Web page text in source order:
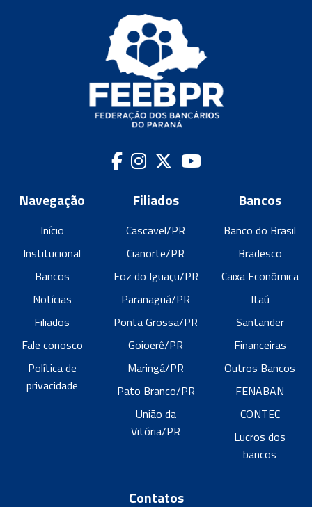
Navegação
Início
Institucional
Bancos
Notícias
Filiados
Fale conosco
Política de
privacidade
Filiados
Cascavel/PR
Cianorte/PR
Foz do Iguaçu/PR
Paranaguá/PR
Ponta Grossa/PR
Goioerê/PR
Maringá/PR
Pato Branco/PR
União da
Vitória/PR
Bancos
Banco do Brasil
Bradesco
Caixa Econômica
Itaú
Santander
Financeiras
Outros Bancos
FENABAN
CONTEC
Lucros dos
bancos
Contatos